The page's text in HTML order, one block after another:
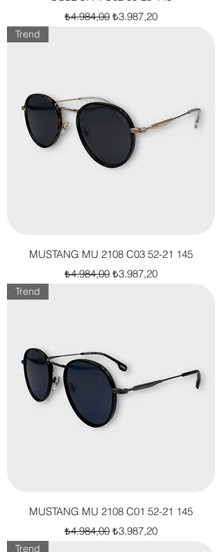
Normal Fiyat
₺4.984,00 İndirimli Fiyat
₺3.987,20
Trend
MUSTANG MU 2108 C03 52-21 145
Normal Fiyat
₺4.984,00 İndirimli Fiyat
₺3.987,20
Trend
MUSTANG MU 2108 C01 52-21 145
Normal Fiyat
₺4.984,00 İndirimli Fiyat
₺3.987,20
Trend